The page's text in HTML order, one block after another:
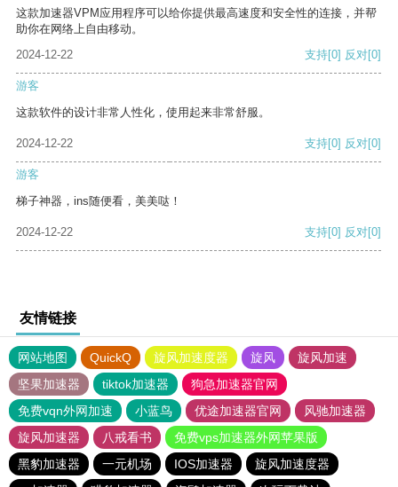
这款加速器VPM应用程序可以给你提供最高速度和安全性的连接，并帮
助你在网络上自由移动。
2024-12-22
支持[0] 反对[0]
游客
这款软件的设计非常人性化，使用起来非常舒服。
2024-12-22 支持[0] 反对[0]
游客
梯子神器，ins随便看，美美哒！
2024-12-22 支持[0] 反对[0]
友情链接
网站地图 QuickQ 旋风加速度器 旋风
旋风加速
坚果加速器
tiktok加速器
狗急加速器官网
免费vqn外网加速
小蓝鸟 优途加速器官网
风驰加速器
旋风加速器
八戒看书
免费vps加速器外网苹果版
黑豹加速器
一元机场 IOS加速器
旋风加速度器